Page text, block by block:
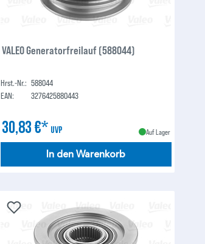
VALEO Generatorfreilauf (588044)
Hrst.-Nr.: 588044
EAN:
3276425880443
30,83 €* UVP Auf Lager
In den Warenkorb